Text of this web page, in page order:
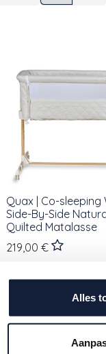
Alles
Quax | Co-sleeping
Side-By-Side
Quilted Matalasse
219,00 €